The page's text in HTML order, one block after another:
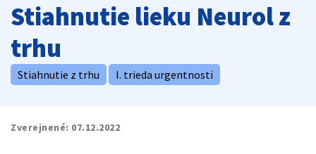
Stiahnutie lieku Neurol z
trhu
Stiahnutie z trhu I. trieda urgentnosti
Zverejnené: 07.12.2022